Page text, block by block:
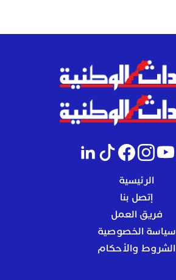
الرئيسية
إتصل بنا
فريق العمل
سياسة الخصوصية
الشروط والأحكام